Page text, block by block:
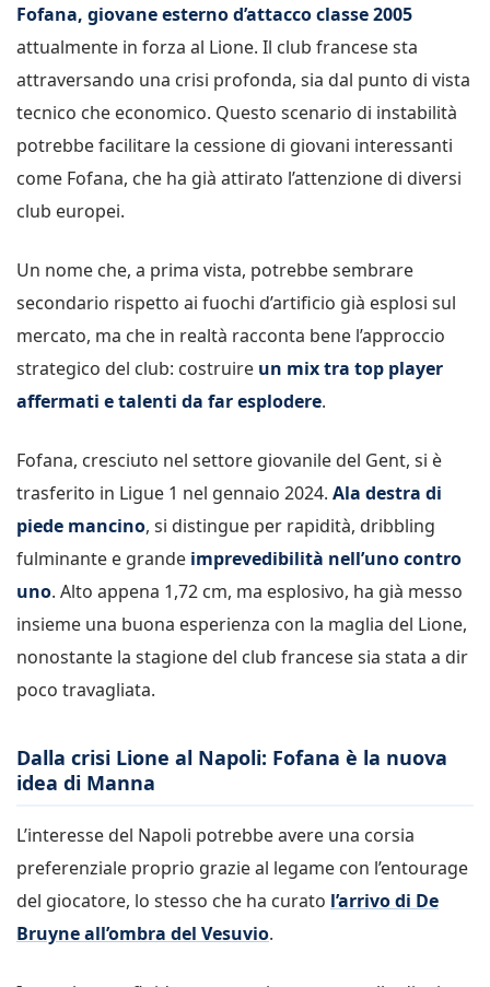
Fofana, giovane esterno d’attacco classe 2005
attualmente in forza al Lione. Il club francese sta
attraversando una crisi profonda, sia dal punto di vista
tecnico che economico. Questo scenario di instabilità
potrebbe facilitare la cessione di giovani interessanti
come Fofana, che ha già attirato l’attenzione di diversi
club europei.
Un nome che, a prima vista, potrebbe sembrare
secondario rispetto ai fuochi d’artificio già esplosi sul
mercato, ma che in realtà racconta bene l’approccio
strategico del club: costruire un mix tra top player
affermati e talenti da far esplodere.
Fofana, cresciuto nel settore giovanile del Gent, si è
trasferito in Ligue 1 nel gennaio 2024. Ala destra di
piede mancino, si distingue per rapidità, dribbling
fulminante e grande imprevedibilità nell’uno contro
uno. Alto appena 1,72 cm, ma esplosivo, ha già messo
insieme una buona esperienza con la maglia del Lione,
nonostante la stagione del club francese sia stata a dir
poco travagliata.
Dalla crisi Lione al Napoli: Fofana è la nuova
idea di Manna
L’interesse del Napoli potrebbe avere una corsia
preferenziale proprio grazie al legame con l’entourage
del giocatore, lo stesso che ha curato l’arrivo di De
Bruyne all’ombra del Vesuvio.